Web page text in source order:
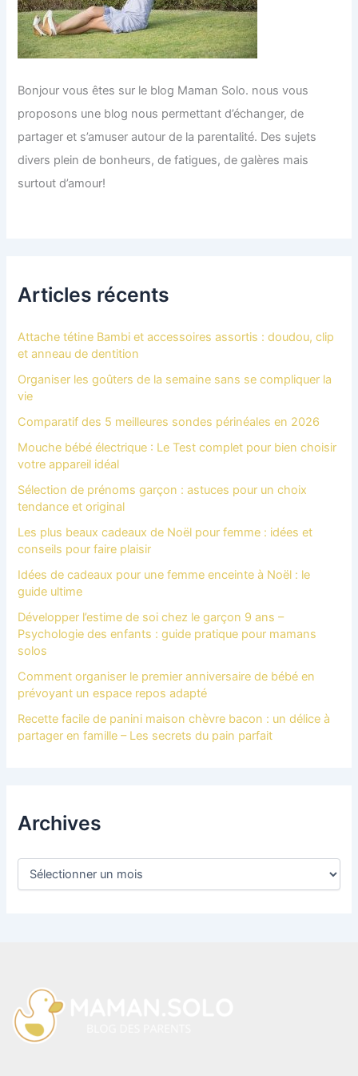
Bonjour vous êtes sur le blog Maman Solo. nous vous
proposons une blog nous permettant d’échanger, de
partager et s’amuser autour de la parentalité. Des sujets
divers plein de bonheurs, de fatigues, de galères mais
surtout d’amour!
Articles récents
Attache tétine Bambi et accessoires assortis : doudou, clip
et anneau de dentition
Organiser les goûters de la semaine sans se compliquer la
vie
Comparatif des 5 meilleures sondes périnéales en 2026
Mouche bébé électrique : Le Test complet pour bien choisir
votre appareil idéal
Sélection de prénoms garçon : astuces pour un choix
tendance et original
Les plus beaux cadeaux de Noël pour femme : idées et
conseils pour faire plaisir
Idées de cadeaux pour une femme enceinte à Noël : le
guide ultime
Développer l’estime de soi chez le garçon 9 ans –
Psychologie des enfants : guide pratique pour mamans
solos
Comment organiser le premier anniversaire de bébé en
prévoyant un espace repos adapté
Recette facile de panini maison chèvre bacon : un délice à
partager en famille – Les secrets du pain parfait
Archives
A